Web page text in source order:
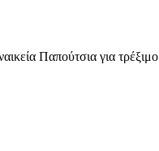
Παπούτσια για τρέξιμο